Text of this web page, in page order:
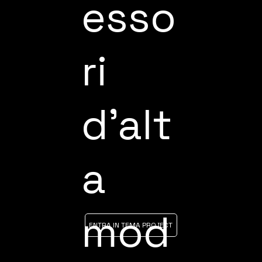
esso
ri
d'alt
a
mod
ENTRA IN TEMA PROJECT